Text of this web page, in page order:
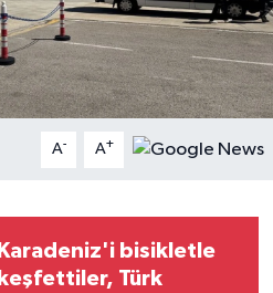
A- A+
Karadeniz'i bisikletle
keşfettiler, Türk